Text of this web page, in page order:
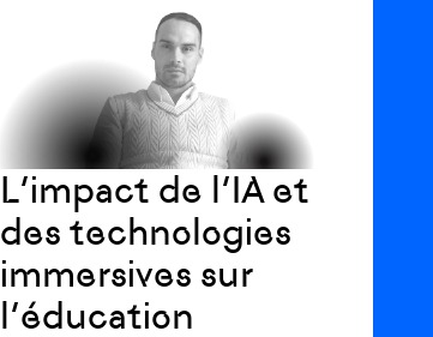
L’impact de l’IA et
des technologies
immersives sur
l’éducation